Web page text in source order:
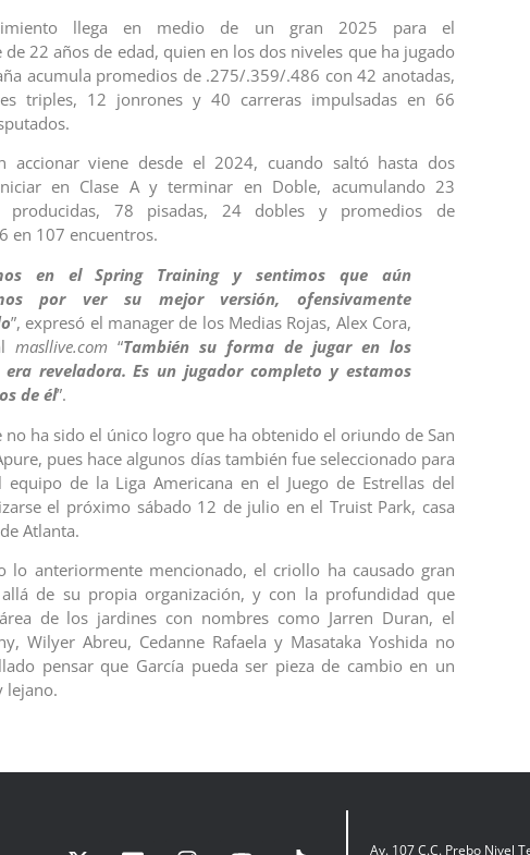
llega en medio de un gran 2025 para el
de 22 años de edad, quien en los dos niveles que ha jugado
acumula promedios de .275/.359/.486 con 42 anotadas,
triples, 12 jonrones y 40 carreras impulsadas en 66
accionar viene desde el 2024, cuando saltó hasta dos
en Clase A y terminar en Doble, acumulando 23
producidas, 78 pisadas, 24 dobles y promedios de
en 107 encuentros.
en el Spring Training y sentimos que aún
por ver su mejor versión, ofensivamente
”, expresó el manager de los Medias Rojas, Alex Cora,
masllive.com “También su forma de jugar en los
era reveladora. Es un jugador completo y estamos
de él”.
no ha sido el único logro que ha obtenido el oriundo de San
pues hace algunos días también fue seleccionado para
equipo de la Liga Americana en el Juego de Estrellas del
el próximo sábado 12 de julio en el Truist Park, casa
Atlanta.
lo anteriormente mencionado, el criollo ha causado gran
de su propia organización, y con la profundidad que
de los jardines con nombres como Jarren Duran, el
Wilyer Abreu, Cedanne Rafaela y Masataka Yoshida no
pensar que García pueda ser pieza de cambio en un
lejano.
Av. 107 C.C. Prebo Nivel